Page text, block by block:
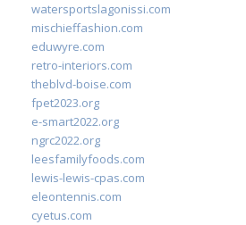
watersportslagonissi.com
mischieffashion.com
eduwyre.com
retro-interiors.com
theblvd-boise.com
fpet2023.org
e-smart2022.org
ngrc2022.org
leesfamilyfoods.com
lewis-lewis-cpas.com
eleontennis.com
cyetus.com